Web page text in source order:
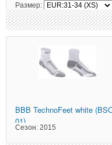
Размер:
BBB TechnoFeet white
01)
Сезон: 2015